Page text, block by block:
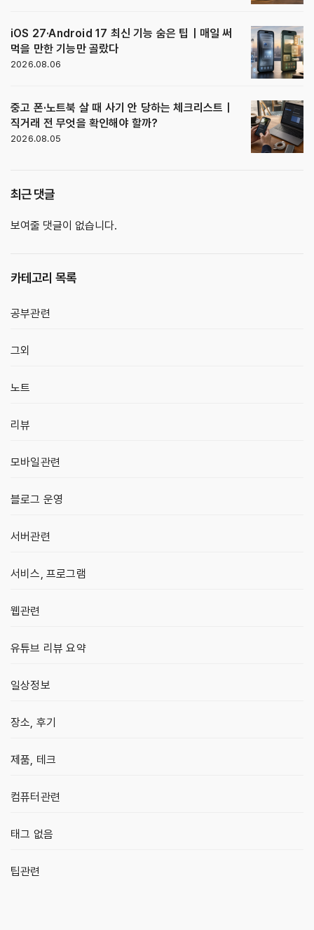
iOS 27·Android 17 최신 기능 숨은 팁｜매일 써
먹을 만한 기능만 골랐다
2026.08.06
중고 폰·노트북 살 때 사기 안 당하는 체크리스트｜
직거래 전 무엇을 확인해야 할까?
2026.08.05
최근 댓글
보여줄 댓글이 없습니다.
카테고리 목록
공부관련
그외
노트
리뷰
모바일관련
블로그 운영
서버관련
서비스, 프로그램
웹관련
유튜브 리뷰 요약
일상정보
장소, 후기
제품, 테크
컴퓨터관련
태그 없음
팁관련